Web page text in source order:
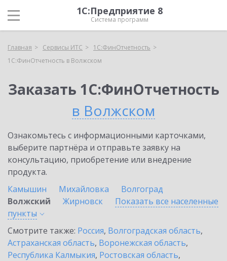
1С:Предприятие 8
Система программ
Главная Сервисы ИТС
1С:ФинОтчетность
1С:ФинОтчетность в Волжском
Заказать 1С:ФинОтчетность
в Волжском
Ознакомьтесь с информационными карточками,
выберите партнёра и отправьте заявку на
консультацию, приобретение или внедрение
продукта.
Камышин
Михайловка
Волгоград
Волжский
Жирновск
Показать все населенные
пункты
Смотрите также: Россия, Волгоградская область,
Астраханская область, Воронежская область,
Республика Калмыкия, Ростовская область,